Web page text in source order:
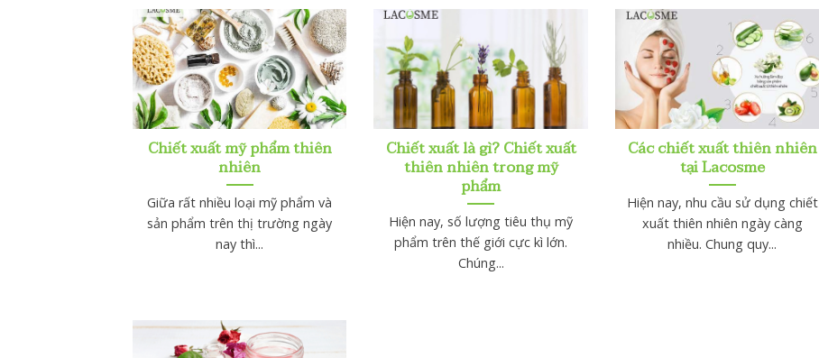
Chiết xuất mỹ phẩm thiên
nhiên
Giữa rất nhiều loại mỹ phẩm và
sản phẩm trên thị trường ngày
nay thì...
Chiết xuất là gì? Chiết xuất
thiên nhiên trong mỹ
phẩm
Hiện nay, số lượng tiêu thụ mỹ
phẩm trên thế giới cực kì lớn.
Chúng...
Các chiết xuất thiên nhiên
tại Lacosme
Hiện nay, nhu cầu sử dụng chiết
xuất thiên nhiên ngày càng
nhiều. Chung quy...